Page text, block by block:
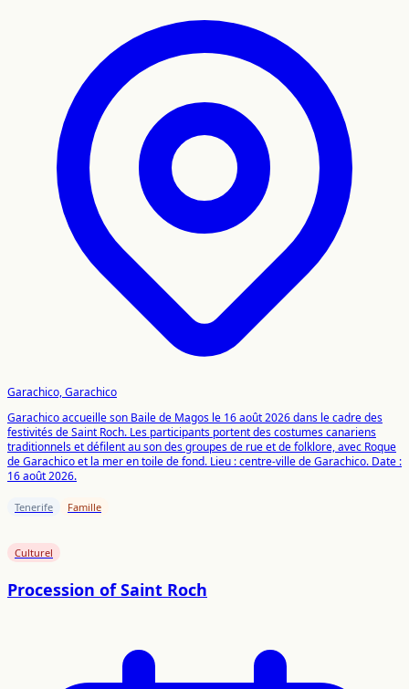
Garachico, Garachico
Garachico accueille son Baile de Magos le 16 août 2026 dans le cadre des
festivités de Saint Roch. Les participants portent des costumes canariens
traditionnels et défilent au son des groupes de rue et de folklore, avec Roque
de Garachico et la mer en toile de fond. Lieu : centre-ville de Garachico. Date :
16 août 2026.
Tenerife Famille
Culturel
Procession of Saint Roch